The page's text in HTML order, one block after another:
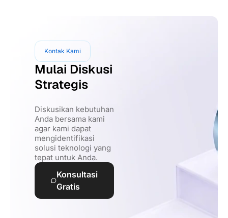
Kontak Kami
Mulai Diskusi
Strategis
Diskusikan kebutuhan
Anda bersama kami
agar kami dapat
mengidentifikasi
solusi teknologi yang
tepat untuk Anda.
Konsultasi
Gratis